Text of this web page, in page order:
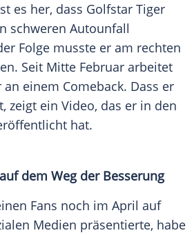
es her, dass Golfstar Tiger
schweren Autounfall
Folge musste er am rechten
Seit Mitte Februar arbeitet
einem Comeback. Dass er
zeigt ein Video, das er in den
hat.
auf dem Weg der Besserung
Fans noch im April auf
Medien präsentierte, habe